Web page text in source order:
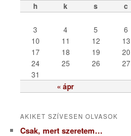
r
h k s c
« ápr
3
4 5 6
10
11 12 13
17
18 19 20
24
25 26 27
31
AKIKET SZÍVESEN OLVASOK
Csak, mert szeretem…